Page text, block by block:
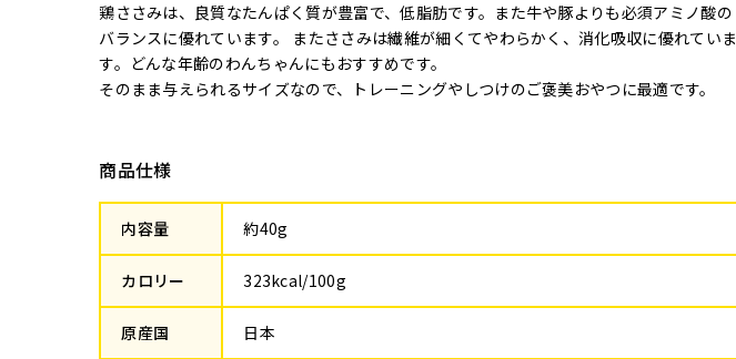
鶏ささみは、良質なたんぱく質が豊富で、低脂肪です。また牛や豚よりも必須アミノ酸の
バランスに優れています。 またささみは繊維が細くてやわらかく、消化吸収に優れていま
す。どんな年齢のわんちゃんにもおすすめです。
そのまま与えられるサイズなので、トレーニングやしつけのご褒美おやつに最適です。
商品仕様
内容量 約40g
カロリー 323kcal/100g
原産国 日本